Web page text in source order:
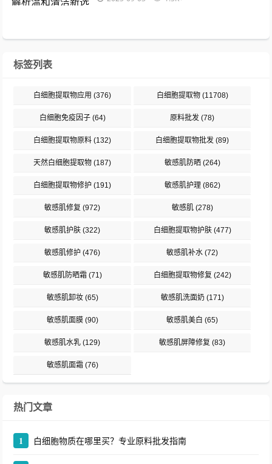
标签列表
白细胞提取物应用 (376) 白细胞提取物(11708)
白细胞免疫因子(64) 原料批发 (78)
白细胞提取物原料 (132) 白细胞提取物批发 (89)
天然白细胞提取物 (187) 敏感肌防晒(264)
白细胞提取物修护 (191) 敏感肌护理(862)
敏感肌修复 (972) 敏感肌(278)
敏感肌护肤 (322) 白细胞提取物护肤(477)
敏感肌修护 (476) 敏感肌补水 (72)
敏感肌防晒霜(71) 白细胞提取物修复 (242)
敏感肌卸妆(65) 敏感肌洗面奶(171)
敏感肌面膜(90) 敏感肌美白 (65)
敏感肌水乳 (129) 敏感肌屏障修复 (83)
敏感肌面霜(76)
热门文章
1 白细胞物质在哪里买？专业原料批发指南